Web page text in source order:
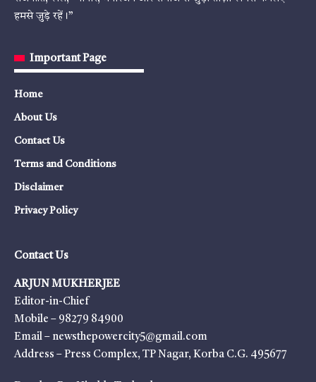
हमसे जुड़े रहें।”
Important Page
Home
About Us
Contact Us
Terms and Conditions
Disclaimer
Privacy Policy
Contact Us
ARJUN MUKHERJEE
Editor-in-Chief
Mobile – 98279 84900
Email – newsthepowercity5@gmail.com
Address – Press Complex, TP Nagar, Korba C.G. 495677